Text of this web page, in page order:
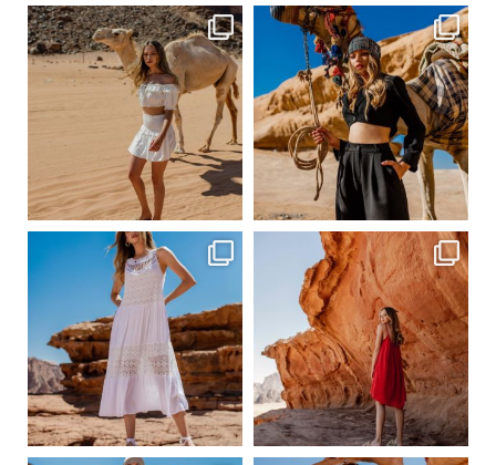
ebutikpl
Сер 20
ebutikpl
Сер 20
ebutikpl
Сер 19
ebutikpl
Сер 19